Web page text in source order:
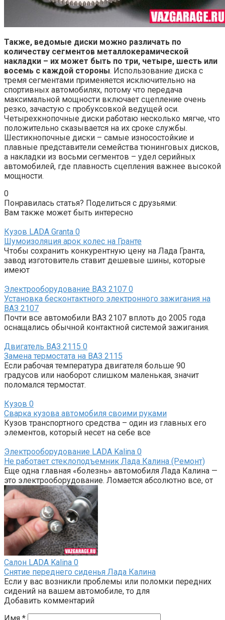
Также, ведомые диски можно различать по
количеству сегментов металлокерамической
накладки – их может быть по три, четыре, шесть или
восемь с каждой стороны. Использование диска с
тремя сегментами применяется исключительно на
спортивных автомобилях, потому что передача
максимальной мощности включает сцепление очень
резко, зачастую с пробуксовкой ведущей оси.
Четырехкнопочные диски работаю несколько мягче, что
положительно сказывается на их сроке службы.
Шестикнопочные диски – самые износостойкие и
плавные представители семейства тюнинговых дисков,
а накладки из восьми сегментов – удел серийных
автомобилей, где плавность сцепления важнее высокой
мощности.
0
Понравилась статья? Поделиться с друзьями:
Вам также может быть интересно
Кузов LADA Granta 0
Шумоизоляция арок колес на Гранте
Чтобы сохранить конкурентную цену на Лада Гранта,
завод изготовитель ставит дешевые шины, которые
имеют
Электрооборудование ВАЗ 2107 0
Установка бесконтактного электронного зажигания на
ВАЗ 2107
Почти все автомобили ВАЗ 2107 вплоть до 2005 года
оснащались обычной контактной системой зажигания.
Двигатель ВАЗ 2115 0
Замена термостата на ВАЗ 2115
Если рабочая температура двигателя больше 90
градусов или наоборот слишком маленькая, значит
поломался термостат.
Кузов 0
Сварка кузова автомобиля своими руками
Кузов транспортного средства – один из главных его
элементов, который несет на себе все
Электрооборудование LADA Kalina 0
Не работает стеклоподъемник Лада Калина (Ремонт)
Еще одна главная «болезнь» автомобиля Лада Калина —
это электрооборудование. Ломается абсолютно все, от
Салон LADA Kalina 0
Снятие переднего сиденья Лада Калина
Если у вас возникли проблемы или поломки передних
сидений на вашем автомобиле, то для
Добавить комментарий